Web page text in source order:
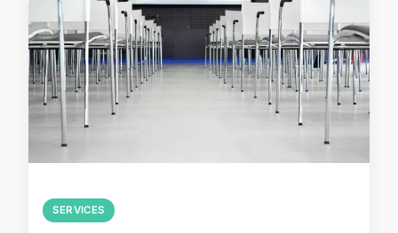
SERVICES